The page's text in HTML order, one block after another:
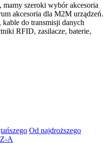
, mamy szeroki wybór akcesoria
akcesoria dla M2M urządzeń.
, kable do transmisji danych
RFID, zasilacze, baterie,
Od najdroższego
Z-A